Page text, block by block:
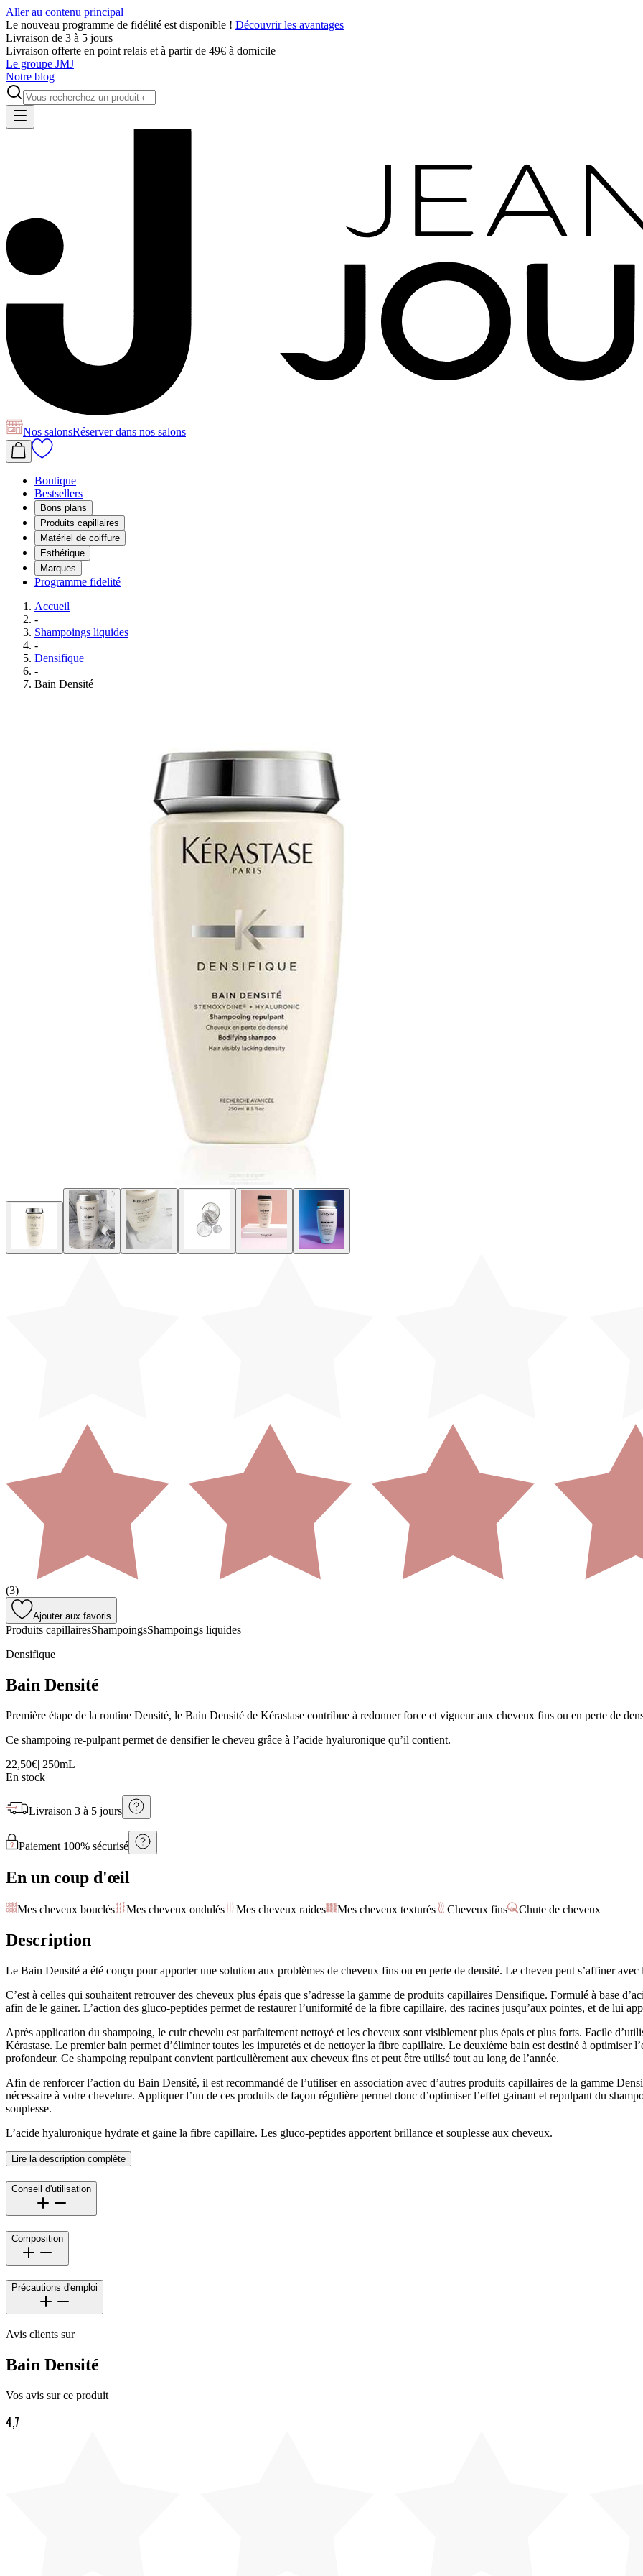
Aller au contenu principal
Le nouveau programme de fidélité est disponible ! Découvrir les avantages
Livraison de 3 à 5 jours
Livraison offerte en point relais et à partir de 49€ à domicile
Le groupe JMJ
Notre blog
Nos salonsRéserverdans nos salons
Boutique
Bestsellers
Bons plans
Produits capillaires
Matériel de coiffure
Esthétique
Marques
Programme fidelité
Accueil
-
Shampoings liquides
-
Densifique
-
Bain Densité
(3)
Ajouter aux favoris
Produits capillairesShampoingsShampoings liquides
Densifique
Bain Densité
Première étape de la routine Densité, le Bain Densité de Kérastase contribue à redonner force et vigueur aux cheveux fins ou en perte de
Ce shampoing re-pulpant permet de densifier le cheveu grâce à l’acide hyaluronique qu’il contient.
22,50€| 250mL
En stock
Livraison 3 à 5 jours
Paiement 100% sécurisé
En un coup d'œil
Mes cheveux bouclés Mes cheveux ondulés Mes cheveux raides Mes cheveux texturés Cheveux fins Chute de cheveux
Description
Le Bain Densité a été conçu pour apporter une solution aux problèmes de cheveux fins ou en perte de densité. Le cheveu peut s’affiner
C’est à celles qui souhaitent retrouver des cheveux plus épais que s’adresse la gamme de produits capillaires Densifique. Formulé à base
afin de le gainer. L’action des gluco-peptides permet de restaurer l’uniformité de la fibre capillaire, des racines jusqu’aux pointes, et de lui
Après application du shampoing, le cuir chevelu est parfaitement nettoyé et les cheveux sont visiblement plus épais et plus forts. Facile
Kérastase. Le premier bain permet d’éliminer toutes les impuretés et de nettoyer la fibre capillaire. Le deuxième bain est destiné à optimiser
profondeur. Ce shampoing repulpant convient particulièrement aux cheveux fins et peut être utilisé tout au long de l’année.
Afin de renforcer l’action du Bain Densité, il est recommandé de l’utiliser en association avec d’autres produits capillaires de la gamme
nécessaire à votre chevelure. Appliquer l’un de ces produits de façon régulière permet donc d’optimiser l’effet gainant et repulpant du
souplesse.
L’acide hyaluronique hydrate et gaine la fibre capillaire. Les gluco-peptides apportent brillance et souplesse aux cheveux.
Lire la description complète
Conseil d'utilisation
Composition
Précautions d'emploi
Avis clients sur
Bain Densité
Vos avis sur ce produit
4,7